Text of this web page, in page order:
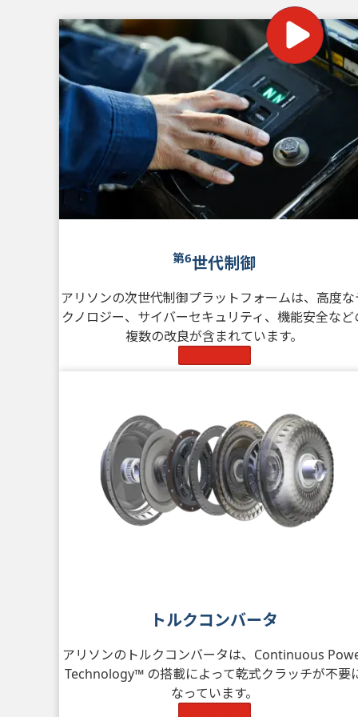
第6世代制御
アリソンの次世代制御プラットフォームは、高度な
クノロジー、サイバーセキュリティ、機能安全など
複数の改良が含まれています。
Learn More
トルクコンバータ
アリソンのトルクコンバータは、Continuous
Technology™ の搭載によって乾式クラッチが不要
なっています。
Learn More